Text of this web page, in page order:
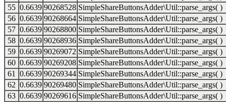
55 0.6639 90268528 SimpleShareButtonsAdder\Util::parse_args( )
56 0.6639 90268664 SimpleShareButtonsAdder\Util::parse_args( )
57 0.6639 90268800 SimpleShareButtonsAdder\Util::parse_args( )
58 0.6639 90268936 SimpleShareButtonsAdder\Util::parse_args( )
59 0.6639 90269072 SimpleShareButtonsAdder\Util::parse_args( )
60 0.6639 90269208 SimpleShareButtonsAdder\Util::parse_args( )
61
0.6639 90269344 SimpleShareButtonsAdder\Util::parse_args( )
62 0.6639 90269480 SimpleShareButtonsAdder\Util::parse_args( )
63 0.6639 90269616 SimpleShareButtonsAdder\Util::parse_args( )